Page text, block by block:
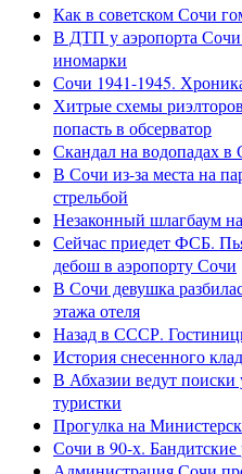
Как в советском Сочи
В ДТП у аэропорта Сочи
иномарки
Сочи 1941-1945.
Хитрые схемы
попасть в обсерватор
Скандал на водопадах
В Сочи из-за места на
стрельбой
Незаконный шлагбаум
Сейчас приедет ФСБ.
дебош в аэропорту Сочи
В Сочи девушка
этажа отеля
Назад в СССР.
История снесенного
В Абхазии ведут поиски
туристки
Прогулка на
Сочи в 90-х. Бандитские